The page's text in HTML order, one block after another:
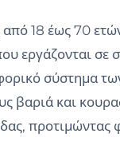
18 έως 70
εργάζονται
σύστημα
και
προτιμώντας